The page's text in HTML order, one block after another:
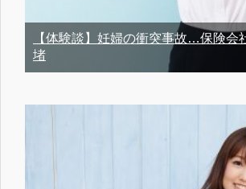
【体験談】妊婦の衝突事故…保険会
堵